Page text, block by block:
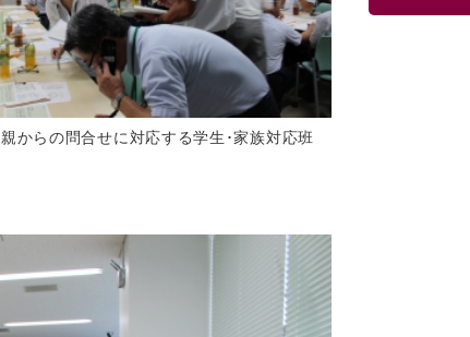
からの問合せに対応する学生･家族対応班